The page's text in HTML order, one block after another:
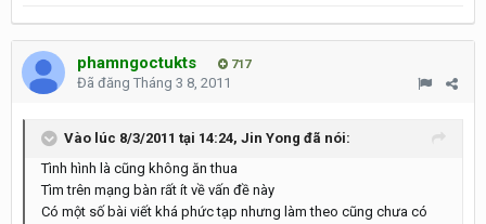
phamngoctukts 717
Đã đăng Tháng 3 8, 2011
Vào lúc 8/3/2011 tại 14:24, Jin Yong đã nói:
Tình hình là cũng không ăn thua
Tìm trên mạng bàn rất ít về vấn đề này
Có một số bài viết khá phức tạp nhưng làm theo cũng chưa có